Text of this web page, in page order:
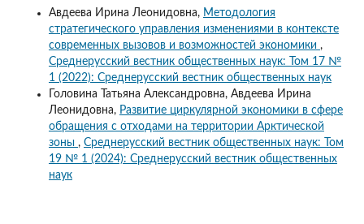
Авдеева Ирина Леонидовна, Методология
стратегического управления изменениями в контексте
современных вызовов и возможностей экономики ,
Среднерусский вестник общественных наук: Том 17 №
1 (2022): Среднерусский вестник общественных наук
Головина Татьяна Александровна, Авдеева Ирина
Леонидовна, Развитие циркулярной экономики в сфере
обращения с отходами на территории Арктической
зоны , Среднерусский вестник общественных наук: Том
19 № 1 (2024): Среднерусский вестник общественных
наук